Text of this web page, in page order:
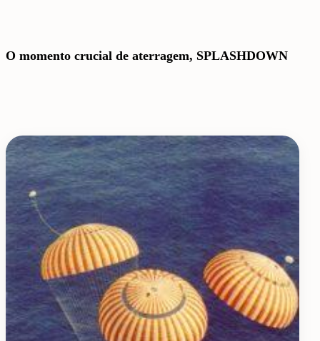
O momento crucial de aterragem, SPLASHDOWN